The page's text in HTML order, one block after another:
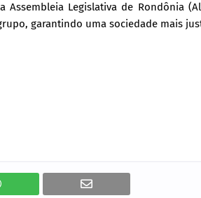
Legislativa de Rondônia
garantindo uma sociedade mais